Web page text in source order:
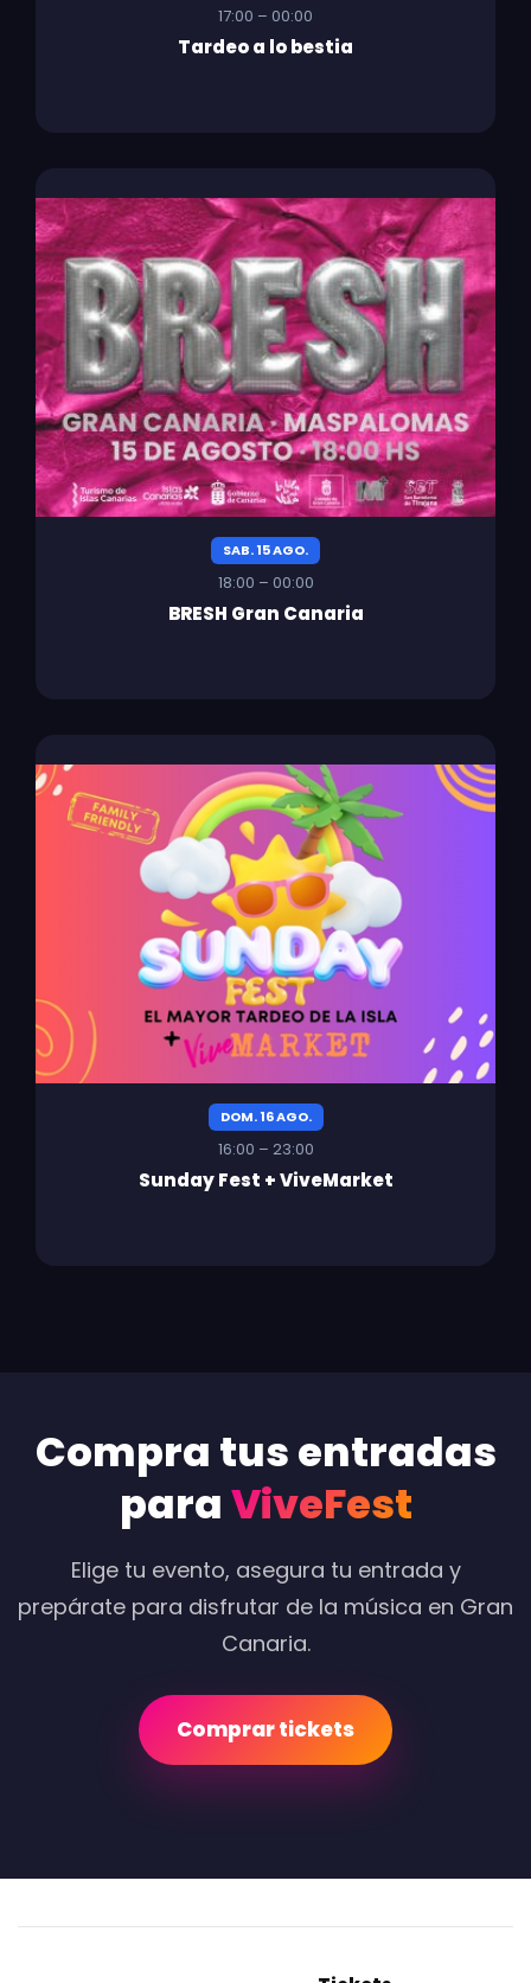
17:00 – 00:00
Tardeo a lo bestia
SAB. 15 AGO.
18:00 – 00:00
BRESH Gran Canaria
DOM. 16 AGO.
16:00 – 23:00
Sunday Fest + ViveMarket
Compra tus entradas
paraViveFest
Elige tu evento, asegura tu entrada y
prepárate para disfrutar de la música en Gran
Canaria.
Comprar tickets